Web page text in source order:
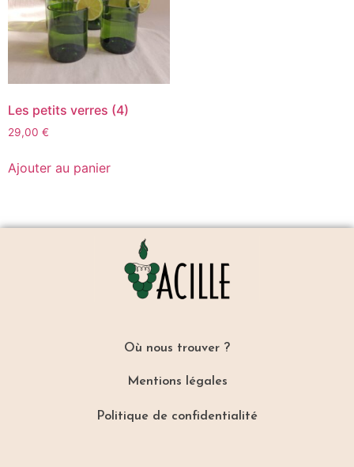
Les petits verres (4)
29,00 €
Ajouter au panier
Où nous trouver ?
Mentions légales
Politique de confidentialité